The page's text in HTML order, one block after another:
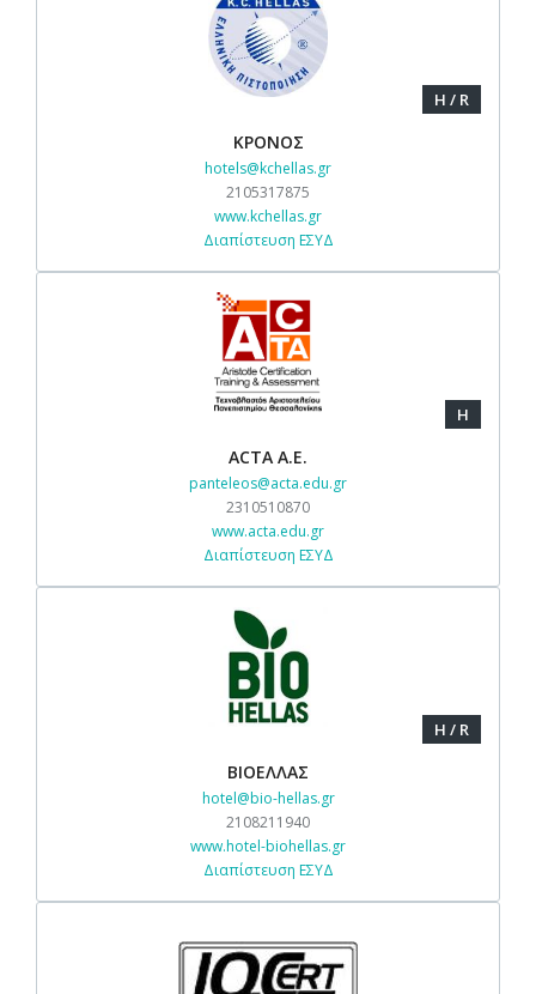
H / R
ΚΡΟΝΟΣ
hotels@kchellas.gr
2105317875
www.kchellas.gr
Διαπίστευση ΕΣΥΔ
H
ACTA Α.Ε.
panteleos@acta.edu.gr
2310510870
www.acta.edu.gr
Διαπίστευση ΕΣΥΔ
H / R
ΒΙΟΕΛΛΑΣ
hotel@bio-hellas.gr
2108211940
www.hotel-biohellas.gr
Διαπίστευση ΕΣΥΔ